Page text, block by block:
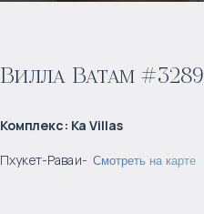
Вилла Batam #3289
Комплекс: Ka Villas
Пхукет-Раваи- Смотреть на карте